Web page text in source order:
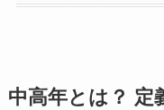
中高年とは？ 定